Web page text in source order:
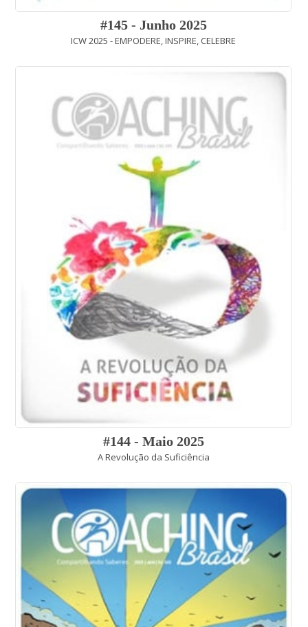
#145 - Junho 2025
ICW 2025 - EMPODERE, INSPIRE, CELEBRE
#144 - Maio 2025
A Revolução da Suficiência